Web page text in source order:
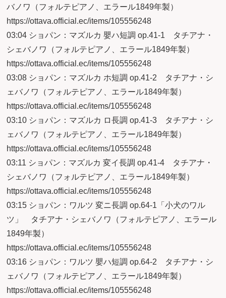
バノワ（フォルテピアノ、エラール1849年製）
https://ottava.official.ec/items/105556248
03:04 ショパン：マズルカ 嬰ハ短調 op.41-1 タチアナ・
シェバノワ（フォルテピアノ、エラール1849年製）
https://ottava.official.ec/items/105556248
03:08 ショパン：マズルカ ホ短調 op.41-2 タチアナ・シ
ェバノワ（フォルテピアノ、エラール1849年製）
https://ottava.official.ec/items/105556248
03:10 ショパン：マズルカ ロ長調 op.41-3 タチアナ・シ
ェバノワ（フォルテピアノ、エラール1849年製）
https://ottava.official.ec/items/105556248
03:11 ショパン：マズルカ 変イ長調 op.41-4 タチアナ・
シェバノワ（フォルテピアノ、エラール1849年製）
https://ottava.official.ec/items/105556248
03:15 ショパン：ワルツ 変ニ長調 op.64-1「小犬のワル
ツ」 タチアナ・シェバノワ（フォルテピアノ、エラール
1849年製）
https://ottava.official.ec/items/105556248
03:16 ショパン：ワルツ 嬰ハ短調 op.64-2 タチアナ・シ
ェバノワ（フォルテピアノ、エラール1849年製）
https://ottava.official.ec/items/105556248